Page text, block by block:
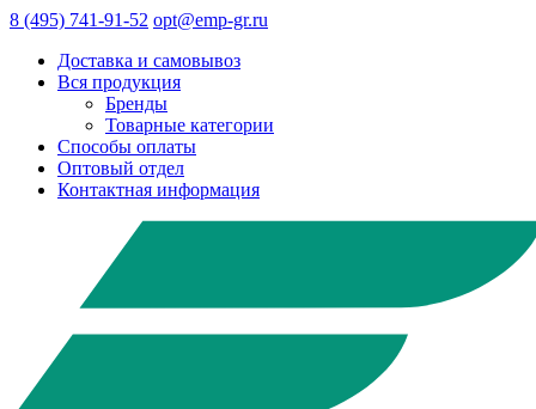
8 (495) 741-91-52 opt@emp-gr.ru
Доставка и самовывоз
Вся продукция
Бренды
Товарные категории
Способы оплаты
Оптовый отдел
Контактная информация